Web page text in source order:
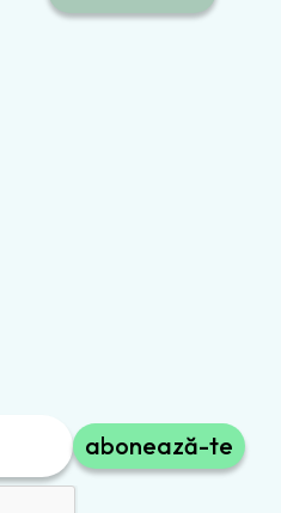
abonează-te